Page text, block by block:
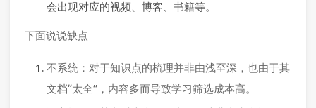
会出现对应的视频、博客、书籍等。
下面说说缺点
不系统：对于知识点的梳理并非由浅至深，也由于其
文档“太全”，内容多而导致学习筛选成本高。